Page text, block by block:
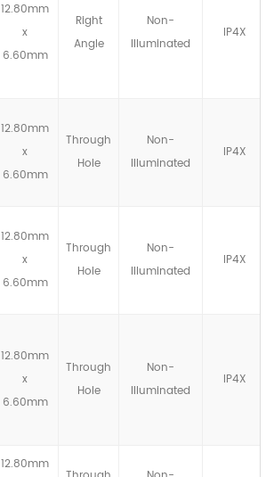
12.80mm
x
6.60mm
Right
Angle
Non-
llluminated
IP4X
12.80mm
x
6.60mm
Through
Hole
Non-
llluminated
IP4X
12.80mm
x
6.60mm
Through
Hole
Non-
llluminated
IP4X
12.80mm
x
6.60mm
Through
Hole
Non-
llluminated
IP4X
12.80mm